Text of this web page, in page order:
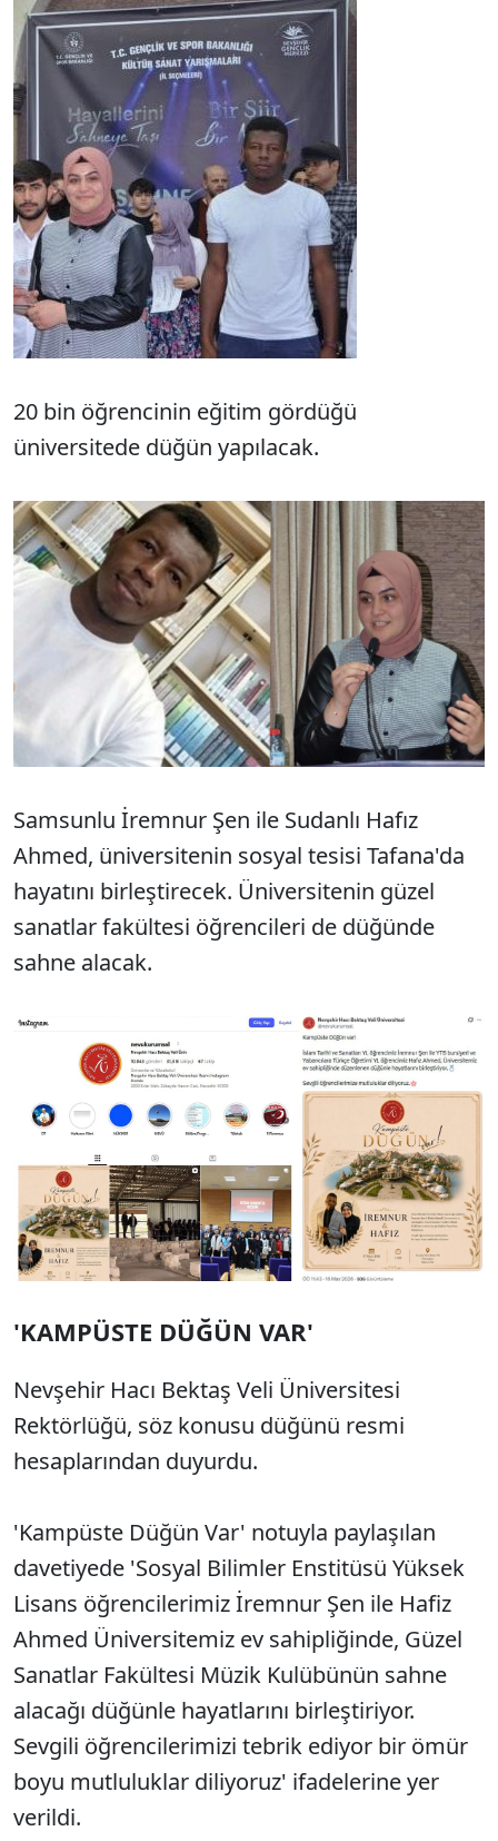
20 bin öğrencinin eğitim gördüğü
üniversitede düğün yapılacak.
Samsunlu İremnur Şen ile Sudanlı Hafız
Ahmed, üniversitenin sosyal tesisi Tafana'da
hayatını birleştirecek. Üniversitenin güzel
sanatlar fakültesi öğrencileri de düğünde
sahne alacak.
'KAMPÜSTE DÜĞÜN VAR'
Nevşehir Hacı Bektaş Veli Üniversitesi
Rektörlüğü, söz konusu düğünü resmi
hesaplarından duyurdu.
'Kampüste Düğün Var' notuyla paylaşılan
davetiyede 'Sosyal Bilimler Enstitüsü Yüksek
Lisans öğrencilerimiz İremnur Şen ile Hafiz
Ahmed Üniversitemiz ev sahipliğinde, Güzel
Sanatlar Fakültesi Müzik Kulübünün sahne
alacağı düğünle hayatlarını birleştiriyor.
Sevgili öğrencilerimizi tebrik ediyor bir ömür
boyu mutluluklar diliyoruz' ifadelerine yer
verildi.